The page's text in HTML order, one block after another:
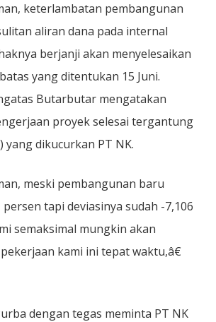
keterlambatan pembangunan
aliran dana pada internal
berjanji akan menyelesaikan
yang ditentukan 15 Juni.
Butarbutar mengatakan
proyek selesai tergantung
yang dikucurkan PT NK.
meski pembangunan baru
persen tapi deviasinya sudah -7,106
semaksimal mungkin akan
kami ini tepat waktu,â€
dengan tegas meminta PT NK